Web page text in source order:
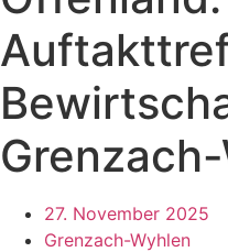
27. November 2025
Grenzach-Wyhlen